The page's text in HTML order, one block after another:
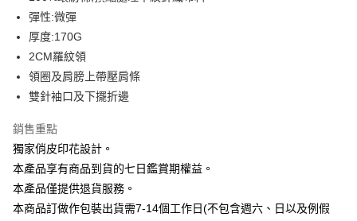
聯邦商業銀行
遠東國際商業銀行
元大商業銀行
玉山商業銀行
台新國際商業銀行
台灣樂天信用卡公司
匯豐（台灣）商業銀行
聯邦商業銀行
元大商業銀行
玉山商業銀行
台新國際商業銀行
台灣樂天信用卡公司
臺灣中小企業銀行
匯豐（台灣）商業銀行
聯邦商業銀行
元大商業銀行
玉山商業銀行
台新國際商業銀行
Apple Pay
街口支付
悠遊付
Google Pay
全盈+PAY
大哥付你分期
相關說明
1.本服務由台灣大哥大提供，台灣大哥大用戶可立即使用無須另外申請。
AFTEE先享後付
彈性:微彈
厚度:170G
2CM羅紋領
領圈及肩膀上帶壓肩條
雙針袖口及下擺折邊
銷售重點
獨家俏皮印花設計。
本產品享有商品到貨的七日鑑賞期權益。
本產品僅提供退貨服務。
本商品訂做作包裝出貨需7-14個工作日(不包含週六、日以及例假